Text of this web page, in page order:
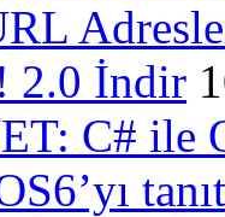
2.0 İndir
C# ile